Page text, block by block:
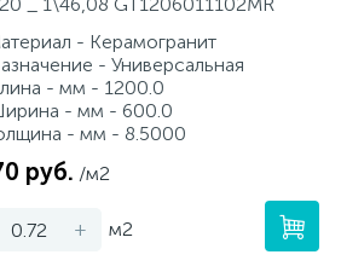
- Керамогранит
- Универсальная
- мм - 1200.0
- мм - 600.0
- мм - 8.5000
руб. /м2
+ м2